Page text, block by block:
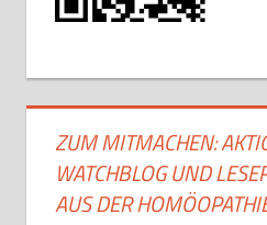
ZUM MITMACHEN:
WATCHBLOG UND
AUS DER